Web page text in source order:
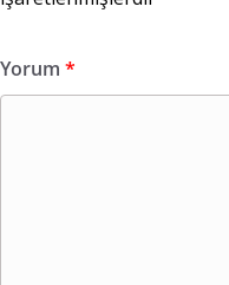
Yorum *